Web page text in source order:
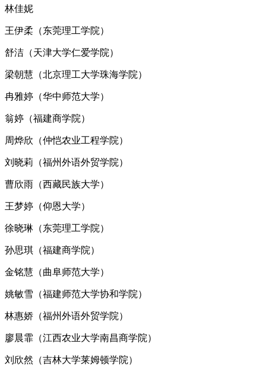
林佳妮
王伊柔（东莞理工学院）
舒洁（天津大学仁爱学院）
梁朝慧（北京理工大学珠海学院）
冉雅婷（华中师范大学）
翁婷（福建商学院）
周烨欣（仲恺农业工程学院）
刘晓莉（福州外语外贸学院）
曹欣雨（西藏民族大学）
王梦婷（仰恩大学）
徐晓琳（东莞理工学院）
孙思琪（福建商学院）
金铭慧（曲阜师范大学）
姚敏雪（福建师范大学协和学院）
林惠娇（福州外语外贸学院）
廖晨霏（江西农业大学南昌商学院）
刘欣然（吉林大学莱姆顿学院）